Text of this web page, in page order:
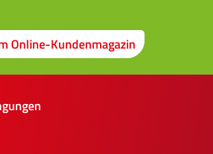
Online-Kundenmagazin